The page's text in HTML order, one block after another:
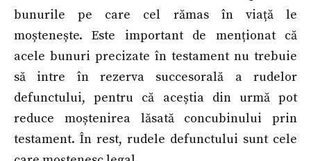
bunurile pe care cel rămas în viață le
moștenește. Este important de menționat că
acele bunuri precizate în testament nu trebuie
să intre în rezerva succesorală a rudelor
defunctului, pentru că aceștia din urmă pot
reduce moștenirea lăsată concubinului prin
testament. În rest, rudele defunctului sunt cele